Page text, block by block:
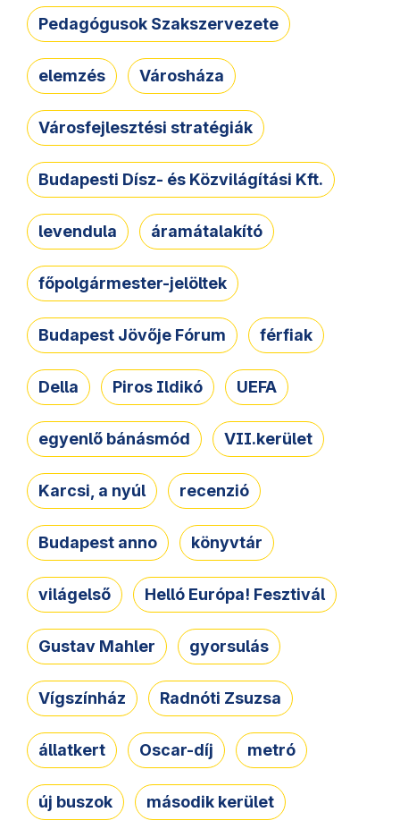
Pedagógusok Szakszervezete
elemzés Városháza
Városfejlesztési stratégiák
Budapesti Dísz- és Közvilágítási Kft.
levendula áramátalakító
főpolgármester-jelöltek
Budapest Jövője Fórum férfiak
Della Piros Ildikó UEFA
egyenlő bánásmód VII.kerület
Karcsi, a nyúl recenzió
Budapest anno könyvtár
világelső Helló Európa! Fesztivál
Gustav Mahler gyorsulás
Vígszínház Radnóti Zsuzsa
állatkert Oscar-díj metró
új buszok második kerület